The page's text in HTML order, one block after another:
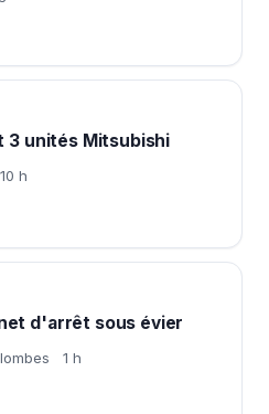
3 unités Mitsubishi
10 h
d'arrêt sous évier
1 h